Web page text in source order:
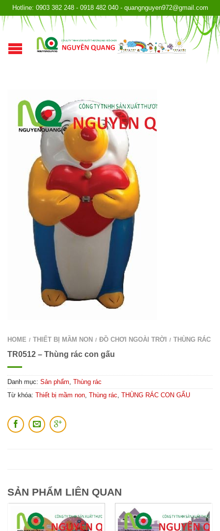
Hotline: 0903 382 248 - 0918 482 040 - quangnguyen972@gmail.com
HOME / THIẾT BỊ MẦM NON / ĐỒ CHƠI NGOÀI TRỜI / THÙNG RÁC
TR0512 – Thùng rác con gấu
Danh mục: Sản phẩm Thùng rác
Từ khóa: Thiết bị mầm non Thùng rác THÙNG RÁC CON GẤU
SẢN PHẨM LIÊN QUAN